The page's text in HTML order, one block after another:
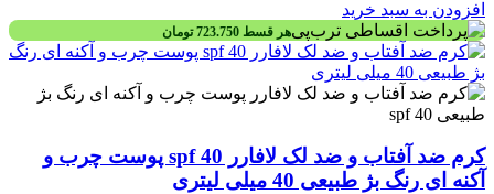
افزودن به سبد خرید
هر قسط 723.750 تومان
کرم ضد آفتاب و ضد لک لافارر spf 40 پوست چرب و
آکنه ای رنگ بژ طبیعی 40 میلی لیتری